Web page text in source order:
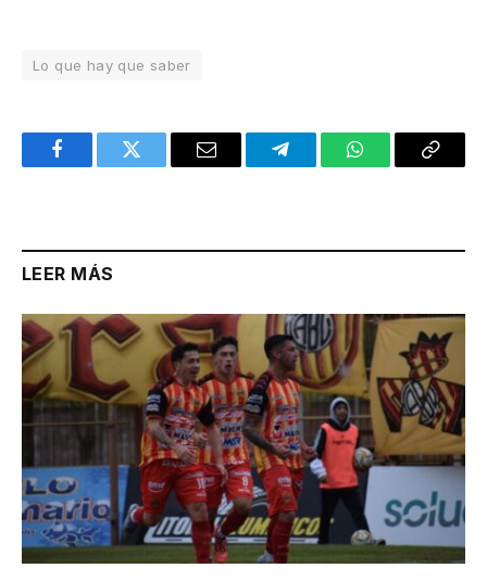
Lo que hay que saber
FacebookTwitter Email TelegramWhatsAppCopy
LEER MÁS